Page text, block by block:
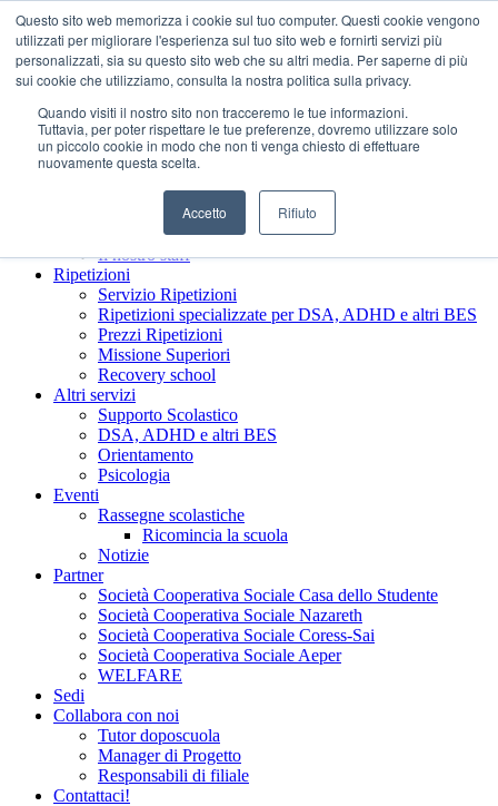
Questo sito web memorizza i cookie sul tuo computer. Questi cookie vengono
utilizzati per migliorare l'esperienza sul tuo sito web e fornirti servizi più
personalizzati, sia su questo sito web che su altri media. Per saperne di più
sui cookie che utilizziamo, consulta la nostra politica sulla privacy.
Quando visiti il ​​nostro sito non tracceremo le tue informazioni.
Tuttavia, per poter rispettare le tue preferenze, dovremo utilizzare solo
un piccolo cookie in modo che non ti venga chiesto di effettuare
nuovamente questa scelta.
Accetto Rifiuto
Presentazione Società Benefit
Il nostro staff
Ripetizioni
Servizio Ripetizioni
Ripetizioni specializzate per DSA, ADHD e altri BES
Prezzi Ripetizioni
Missione Superiori
Recovery school
Altri servizi
Supporto Scolastico
DSA, ADHD e altri BES
Orientamento
Psicologia
Eventi
Rassegne scolastiche
Ricomincia la scuola
Notizie
Partner
Società Cooperativa Sociale Casa dello Studente
Società Cooperativa Sociale Nazareth
Società Cooperativa Sociale Coress-Sai
Società Cooperativa Sociale Aeper
WELFARE
Sedi
Collabora con noi
Tutor doposcuola
Manager di Progetto
Responsabili di filiale
Contattaci!